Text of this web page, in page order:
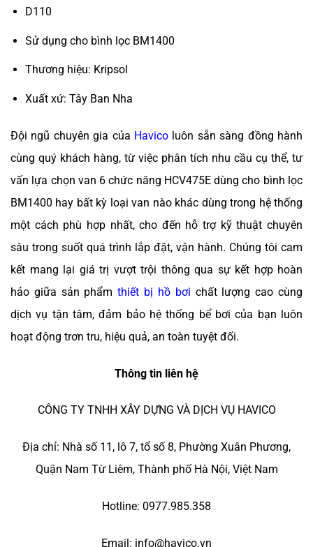
D110
Sử dụng cho bình lọc BM1400
Thương hiệu: Kripsol
Xuất xứ: Tây Ban Nha
Đội ngũ chuyên gia của Havico luôn sẵn sàng đồng hành
cùng quý khách hàng, từ việc phân tích nhu cầu cụ thể, tư
vấn lựa chọn van 6 chức năng HCV475E dùng cho bình lọc
BM1400 hay bất kỳ loại van nào khác dùng trong hệ thống
một cách phù hợp nhất, cho đến hỗ trợ kỹ thuật chuyên
sâu trong suốt quá trình lắp đặt, vận hành. Chúng tôi cam
kết mang lại giá trị vượt trội thông qua sự kết hợp hoàn
hảo giữa sản phẩmthiết bị hồ bơi chất lượng cao cùng
dịch vụ tận tâm, đảm bảo hệ thống bể bơi của bạn luôn
hoạt động trơn tru, hiệu quả, an toàn tuyệt đối.
Thông tin liên hệ
CÔNG TY TNHH XÂY DỰNG VÀ DỊCH VỤ HAVICO
Địa chỉ: Nhà số 11, lô 7, tổ số 8, Phường Xuân Phương,
Quận Nam Từ Liêm, Thành phố Hà Nội, Việt Nam
Hotline: 0977.985.358
Email: info@havico.vn